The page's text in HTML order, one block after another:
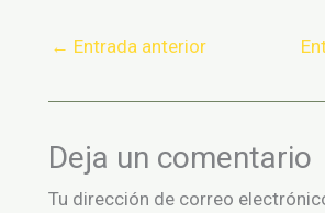
← Entrada anterior
Deja un comentario
Tu dirección de correo